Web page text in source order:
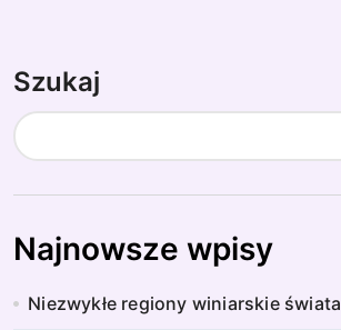
Szukaj
Najnowsze wpisy
Niezwykłe regiony winiarskie świata